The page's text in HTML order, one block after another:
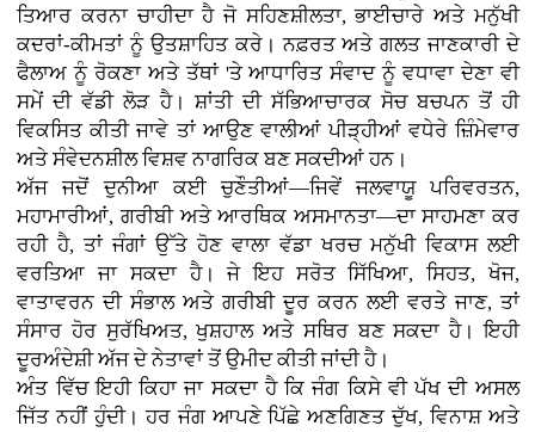
ਤਿਆਰ ਕਰਨਾ ਚਾਹੀਦਾ ਹੈ ਜੋ ਸਹਿਣਸ਼ੀਲਤਾ, ਭਾਈਚਾਰੇ ਅਤੇ ਮਨੁੱਖੀ
ਕਦਰਾਂ-ਕੀਮਤਾਂ ਨੂੰ ਉਤਸ਼ਾਹਿਤ ਕਰੇ। ਨਫ਼ਰਤ ਅਤੇ ਗਲਤ ਜਾਣਕਾਰੀ ਦੇ
ਫੈਲਾਅ ਨੂੰ ਰੋਕਣਾ ਅਤੇ ਤੱਥਾਂ 'ਤੇ ਆਧਾਰਿਤ ਸੰਵਾਦ ਨੂੰ ਵਧਾਵਾ ਦੇਣਾ ਵੀ
ਸਮੇਂ ਦੀ ਵੱਡੀ ਲੋੜ ਹੈ। ਸ਼ਾਂਤੀ ਦੀ ਸੱਭਿਆਚਾਰਕ ਸੋਚ ਬਚਪਨ ਤੋਂ ਹੀ
ਵਿਕਸਿਤ ਕੀਤੀ ਜਾਵੇ ਤਾਂ ਆਉਣ ਵਾਲੀਆਂ ਪੀੜ੍ਹੀਆਂ ਵਧੇਰੇ ਜ਼ਿੰਮੇਵਾਰ
ਅਤੇ ਸੰਵੇਦਨਸ਼ੀਲ ਵਿਸ਼ਵ ਨਾਗਰਿਕ ਬਣ ਸਕਦੀਆਂ ਹਨ।
ਅੱਜ ਜਦੋਂ ਦੁਨੀਆ ਕਈ ਚੁਣੌਤੀਆਂ—ਜਿਵੇਂ ਜਲਵਾਯੂ ਪਰਿਵਰਤਨ,
ਮਹਾਮਾਰੀਆਂ, ਗਰੀਬੀ ਅਤੇ ਆਰਥਿਕ ਅਸਮਾਨਤਾ—ਦਾ ਸਾਹਮਣਾ ਕਰ
ਰਹੀ ਹੈ, ਤਾਂ ਜੰਗਾਂ ਉੱਤੇ ਹੋਣ ਵਾਲਾ ਵੱਡਾ ਖਰਚ ਮਨੁੱਖੀ ਵਿਕਾਸ ਲਈ
ਵਰਤਿਆ ਜਾ ਸਕਦਾ ਹੈ। ਜੇ ਇਹ ਸਰੋਤ ਸਿੱਖਿਆ, ਸਿਹਤ, ਖੋਜ,
ਵਾਤਾਵਰਨ ਦੀ ਸੰਭਾਲ ਅਤੇ ਗਰੀਬੀ ਦੂਰ ਕਰਨ ਲਈ ਵਰਤੇ ਜਾਣ, ਤਾਂ
ਸੰਸਾਰ ਹੋਰ ਸੁਰੱਖਿਅਤ, ਖੁਸ਼ਹਾਲ ਅਤੇ ਸਥਿਰ ਬਣ ਸਕਦਾ ਹੈ। ਇਹੀ
ਦੂਰਅੰਦੇਸ਼ੀ ਅੱਜ ਦੇ ਨੇਤਾਵਾਂ ਤੋਂ ਉਮੀਦ ਕੀਤੀ ਜਾਂਦੀ ਹੈ।
ਅੰਤ ਵਿੱਚ ਇਹੀ ਕਿਹਾ ਜਾ ਸਕਦਾ ਹੈ ਕਿ ਜੰਗ ਕਿਸੇ ਵੀ ਪੱਖ ਦੀ ਅਸਲ
ਜਿੱਤ ਨਹੀਂ ਹੁੰਦੀ। ਹਰ ਜੰਗ ਆਪਣੇ ਪਿੱਛੇ ਅਣਗਿਣਤ ਦੁੱਖ, ਵਿਨਾਸ਼ ਅਤੇ